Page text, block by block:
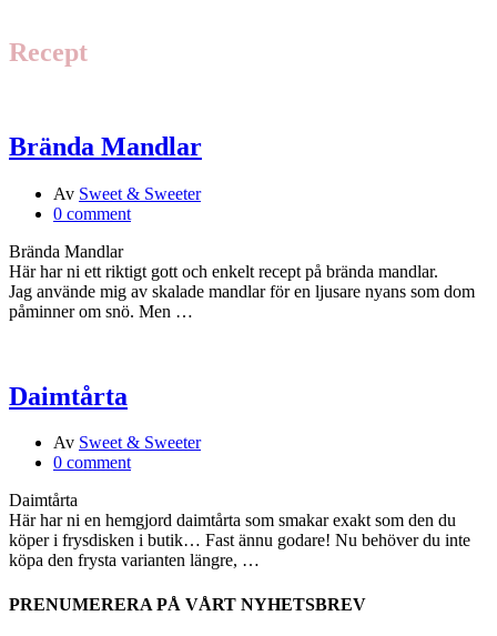
Recept
Brända Mandlar
Av Sweet & Sweeter
0 comment
Brända Mandlar
Här har ni ett riktigt gott och enkelt recept på brända mandlar.
Jag använde mig av skalade mandlar för en ljusare nyans som dom
påminner om snö. Men …
Daimtårta
Av Sweet & Sweeter
0 comment
Daimtårta
Här har ni en hemgjord daimtårta som smakar exakt som den du
köper i frysdisken i butik… Fast ännu godare! Nu behöver du inte
köpa den frysta varianten längre, …
PRENUMERERA PÅ VÅRT NYHETSBREV